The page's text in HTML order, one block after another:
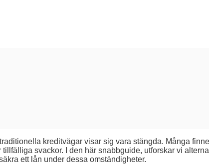
kreditvägar visar sig vara stängda. Många
svackor. I den här snabbguide, utforskar vi
ett lån under dessa omständigheter.